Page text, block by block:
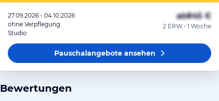
27.09.2026 - 04.10.2026
ohne Verpflegung
Studio
ab845 €
2 ERW • 1 Woche
Pauschalangeboteansehen
Bewertungen